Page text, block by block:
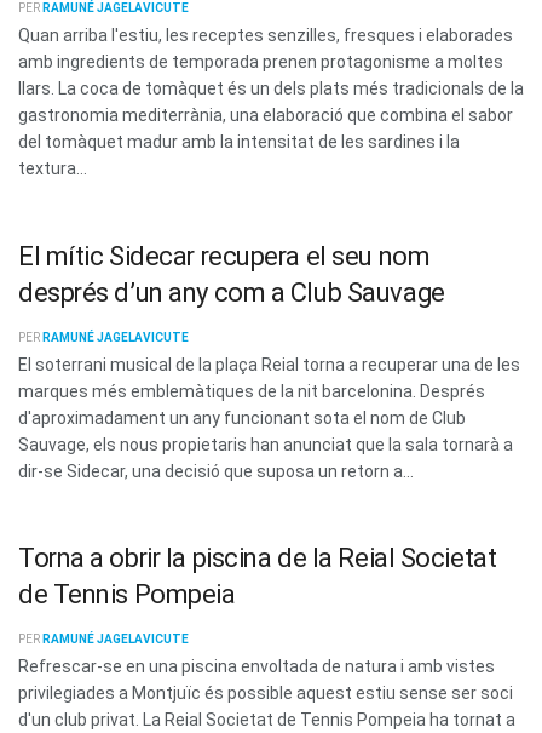
PER RAMUNÉ JAGELAVICUTE
Quan arriba l'estiu, les receptes senzilles, fresques i elaborades
amb ingredients de temporada prenen protagonisme a moltes
llars. La coca de tomàquet és un dels plats més tradicionals de la
gastronomia mediterrània, una elaboració que combina el sabor
del tomàquet madur amb la intensitat de les sardines i la
textura...
El mític Sidecar recupera el seu nom
després d’un any com a Club Sauvage
PER RAMUNÉ JAGELAVICUTE
El soterrani musical de la plaça Reial torna a recuperar una de les
marques més emblemàtiques de la nit barcelonina. Després
d'aproximadament un any funcionant sota el nom de Club
Sauvage, els nous propietaris han anunciat que la sala tornarà a
dir-se Sidecar, una decisió que suposa un retorn a...
Torna a obrir la piscina de la Reial Societat
de Tennis Pompeia
PER RAMUNÉ JAGELAVICUTE
Refrescar-se en una piscina envoltada de natura i amb vistes
privilegiades a Montjuïc és possible aquest estiu sense ser soci
d'un club privat. La Reial Societat de Tennis Pompeia ha tornat a